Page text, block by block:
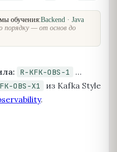
обучения:Backend · Java
порядку — от основ до
R-KFK-OBS-1 …
OBS-X1
из Kafka Style
.